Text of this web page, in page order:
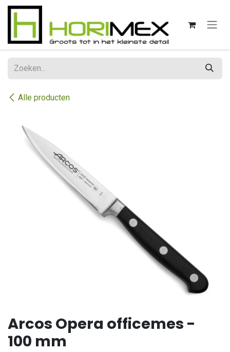
Overslaan naar inhoud
Alle producten
Arcos Opera officemes -
100 mm